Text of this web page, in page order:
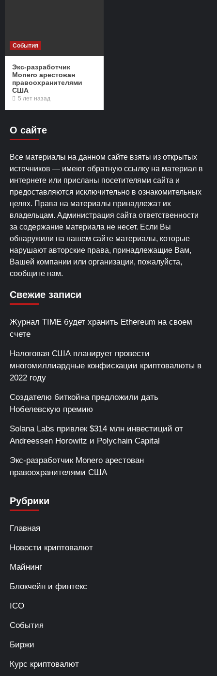
События
Экс-разработчик
Monero арестован
правоохранителями
США
5 лет назад
О сайте
Все материалы на данном сайте взяты из открытых
источников — имеют обратную ссылку на материал в
интернете или присланы посетителями сайта и
предоставляются исключительно в ознакомительных
целях. Права на материалы принадлежат их
владельцам. Администрация сайта ответственности
за содержание материала не несет. Если Вы
обнаружили на нашем сайте материалы, которые
нарушают авторские права, принадлежащие Вам,
Вашей компании или организации, пожалуйста,
сообщите нам.
Свежие записи
Журнал TIME будет хранить Ethereum на своем
счете
Налоговая США планирует провести
многомиллиардные конфискации криптовалюты в
2022 году
Создателю биткойна предложили дать
Нобелевскую премию
Solana Labs привлек $314 млн инвестиций от
Andreessen Horowitz и Polychain Capital
Экс-разработчик Monero арестован
правоохранителями США
Рубрики
Главная
Новости криптовалют
Майнинг
Блокчейн и финтекс
ICO
События
Биржи
Курс криптовалют